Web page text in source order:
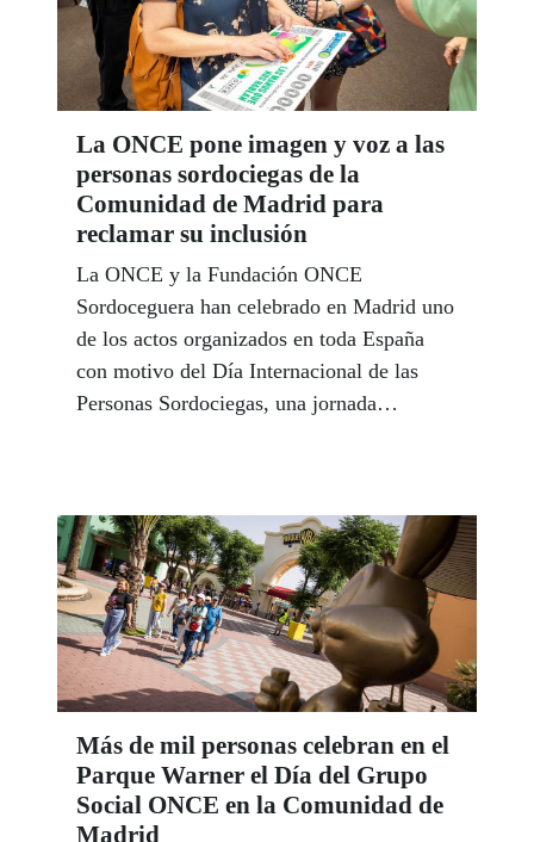
La ONCE pone imagen y voz a las
personas sordociegas de la
Comunidad de Madrid para
reclamar su inclusión
La ONCE y la Fundación ONCE
Sordoceguera han celebrado en Madrid uno
de los actos organizados en toda España
con motivo del Día Internacional de las
Personas Sordociegas, una jornada
acceder a la información y participar en la
sociedad en igualdad de condiciones.
Más de mil personas celebran en el
Parque Warner el Día del Grupo
Social ONCE en la Comunidad de
Madrid